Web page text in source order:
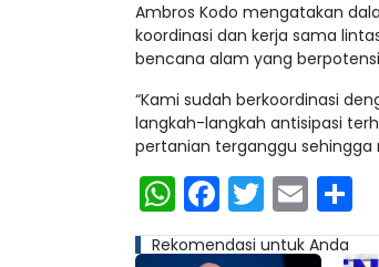
Ambros Kodo mengatakan
koordinasi dan kerja sama
bencana alam yang
“Kami sudah berkoordinasi
langkah-langkah antisipasi
pertanian terganggu sehingga
WhatsApp
Facebook
Twitter
Email
Rekomendasi untuk Anda